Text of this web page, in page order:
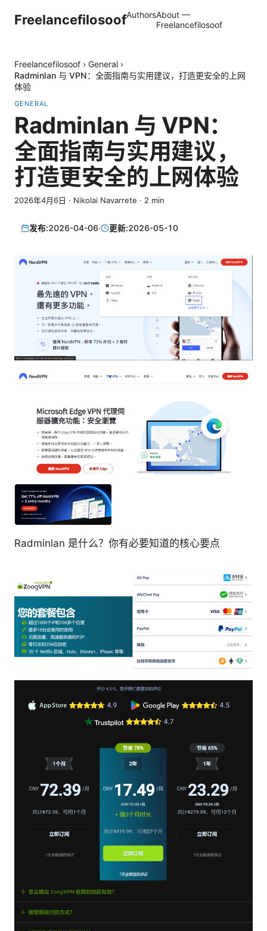
FreelancefilosoofAuthorsAbout —
Freelancefilosoof
Freelancefilosoof › General ›
Radminlan 与 VPN：全面指南与实用建议，打造更安全的上网
体验
GENERAL
Radminlan 与 VPN：
全面指南与实用建议，
打造更安全的上网体验
2026年4月6日 · Nikolai Navarrete · 2 min
发布:2026-04-06· 更新:2026-05-10
Radminlan 是什么？你有必要知道的核心要点